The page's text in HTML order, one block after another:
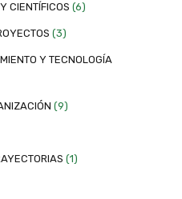
CIENTÍFICOS (6)
(3)
Y TECNOLOGÍA
(9)
(1)